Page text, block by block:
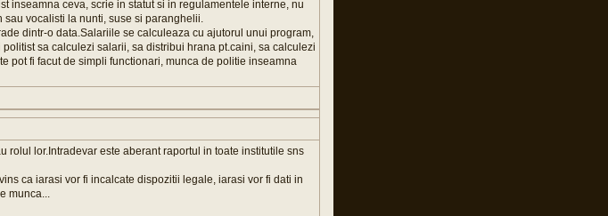
inseamna ceva, scrie in statut si in regulamentele interne, nu
vocalisti la nunti, suse si paranghelii.
dintr-o data.Salariile se calculeaza cu ajutorul unui program,
sa calculezi salarii, sa distribui hrana pt.caini, sa calculezi
pot fi facut de simpli functionari, munca de politie inseamna
rolul lor.Intradevar este aberant raportul in toate institutile sns
ca iarasi vor fi incalcate dispozitii legale, iarasi vor fi dati in
munca...